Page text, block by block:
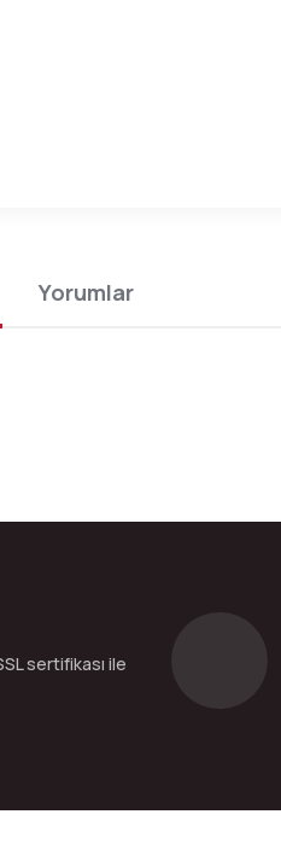
Yorumlar
sertifikası ile